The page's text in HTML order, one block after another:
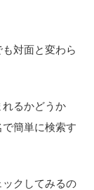
対面と変わら
るかどうか
簡単に検索す
クしてみるの